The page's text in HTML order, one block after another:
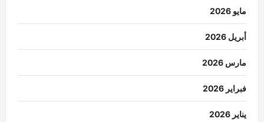
مايو 2026
أبريل 2026
مارس 2026
فبراير 2026
يناير 2026